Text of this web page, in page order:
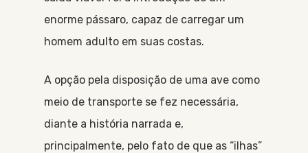
enorme pássaro, capaz de carregar um
homem adulto em suas costas.
A opção pela disposição de uma ave como
meio de transporte se fez necessária,
diante a história narrada e,
principalmente, pelo fato de que as “ilhas”